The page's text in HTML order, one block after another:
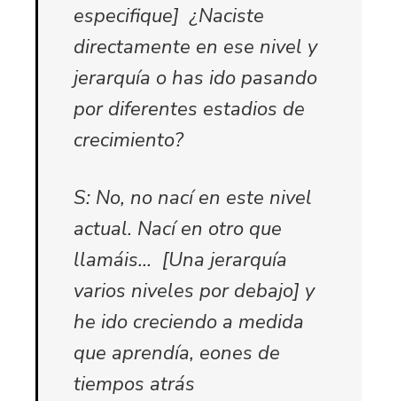
especifique] ¿Naciste
directamente en ese nivel y
jerarquía o has ido pasando
por diferentes estadios de
crecimiento?
S: No, no nací en este nivel
actual. Nací en otro que
llamáis… [Una jerarquía
varios niveles por debajo] y
he ido creciendo a medida
que aprendía, eones de
tiempos atrás